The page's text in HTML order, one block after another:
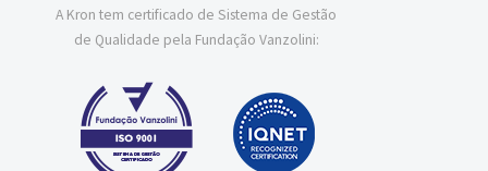
A Kron tem certificado de Sistema de Gestão
de Qualidade pela Fundação Vanzolini: